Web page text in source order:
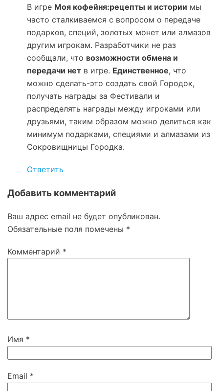
В игре Моя кофейня:рецепты и истории мы
часто сталкиваемся с вопросом о передаче
подарков, специй, золотых монет или алмазов
другим игрокам. Разработчики не раз
сообщали, что возможности обмена и
передачи нет в игре. Единственное, что
можно сделать-это создать свой Городок,
получать награды за Фестивали и
распределять награды между игроками или
друзьями, таким образом можно делиться как
минимум подарками, специями и алмазами из
Сокровищницы Городка.
Ответить
Добавить комментарий
Ваш адрес email не будет опубликован.
Обязательные поля помечены *
Комментарий *
Имя *
Email *